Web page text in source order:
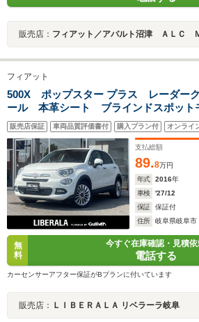
販売店： フィアット／アバルト沼津 ＡＬＣ ＭＯ
フィアット
500X ポップスター プラス レーダーク
ール 本革シート ブラインドスポッ
ューカメラ オートライト 衝突軽減
ーセンサー Bluetooth シートヒータ
ト ETC
販売店保証 車両品質評価書付 購入プラン付 オンライ
支払総額
89.8万円
年式
2016年
車検
'27/12
保証
保証付
住所
岐阜県岐阜市
無
料
今すぐ在庫確認・見積
電話する
カーセンサーアフター保証がBプランに付いています
販売店： ＬＩＢＥＲＡＬＡ リベラーラ岐阜